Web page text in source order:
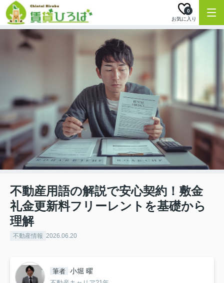
お気に入り
0
不動産用語の解説で安心契約！敷金
礼金更新料フリーレントを基礎から
理解
不動産情報 2026.06.20
筆者 小堀 曜